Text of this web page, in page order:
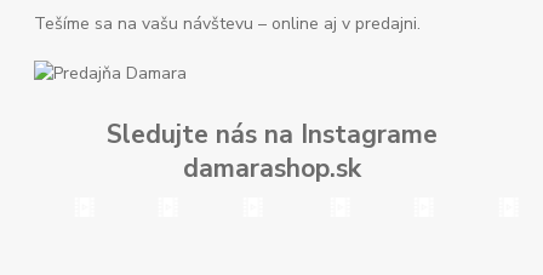
Tešíme sa na vašu návštevu – online aj v predajni.
Sledujte nás na Instagrame
damarashop.sk